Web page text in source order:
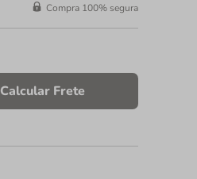
Compra 100% segura
Calcular Frete